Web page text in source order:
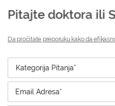
Pitajte doktora ili
Da pročitate preporuku kako da